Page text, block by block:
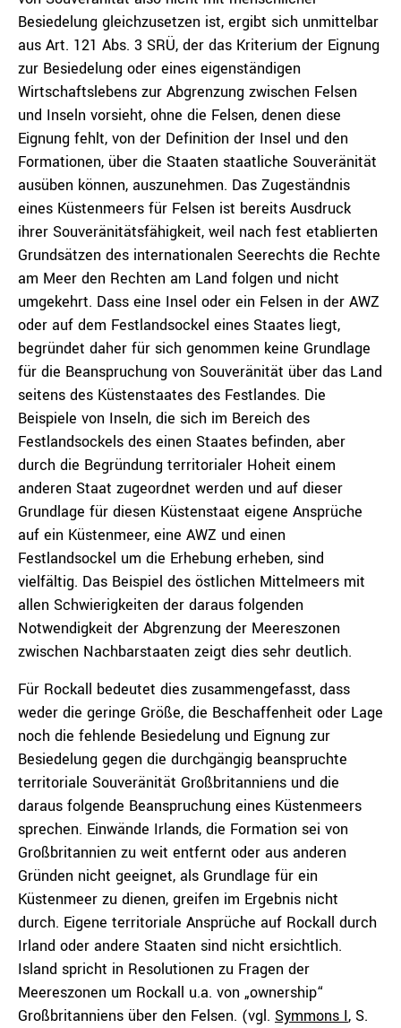
Besiedelung gleichzusetzen ist, ergibt sich unmittelbar
aus Art. 121 Abs. 3 SRÜ, der das Kriterium der Eignung
zur Besiedelung oder eines eigenständigen
Wirtschaftslebens zur Abgrenzung zwischen Felsen
und Inseln vorsieht, ohne die Felsen, denen diese
Eignung fehlt, von der Definition der Insel und den
Formationen, über die Staaten staatliche Souveränität
ausüben können, auszunehmen. Das Zugeständnis
eines Küstenmeers für Felsen ist bereits Ausdruck
ihrer Souveränitätsfähigkeit, weil nach fest etablierten
Grundsätzen des internationalen Seerechts die Rechte
am Meer den Rechten am Land folgen und nicht
umgekehrt. Dass eine Insel oder ein Felsen in der AWZ
oder auf dem Festlandsockel eines Staates liegt,
begründet daher für sich genommen keine Grundlage
für die Beanspruchung von Souveränität über das Land
seitens des Küstenstaates des Festlandes. Die
Beispiele von Inseln, die sich im Bereich des
Festlandsockels des einen Staates befinden, aber
durch die Begründung territorialer Hoheit einem
anderen Staat zugeordnet werden und auf dieser
Grundlage für diesen Küstenstaat eigene Ansprüche
auf ein Küstenmeer, eine AWZ und einen
Festlandsockel um die Erhebung erheben, sind
vielfältig. Das Beispiel des östlichen Mittelmeers mit
allen Schwierigkeiten der daraus folgenden
Notwendigkeit der Abgrenzung der Meereszonen
zwischen Nachbarstaaten zeigt dies sehr deutlich.
Für Rockall bedeutet dies zusammengefasst, dass
weder die geringe Größe, die Beschaffenheit oder Lage
noch die fehlende Besiedelung und Eignung zur
Besiedelung gegen die durchgängig beanspruchte
territoriale Souveränität Großbritanniens und die
daraus folgende Beanspruchung eines Küstenmeers
sprechen. Einwände Irlands, die Formation sei von
Großbritannien zu weit entfernt oder aus anderen
Gründen nicht geeignet, als Grundlage für ein
Küstenmeer zu dienen, greifen im Ergebnis nicht
durch. Eigene territoriale Ansprüche auf Rockall durch
Irland oder andere Staaten sind nicht ersichtlich.
Island spricht in Resolutionen zu Fragen der
Meereszonen um Rockall u.a. von „ownership“
Großbritanniens über den Felsen. (vgl. Symmons I, S.